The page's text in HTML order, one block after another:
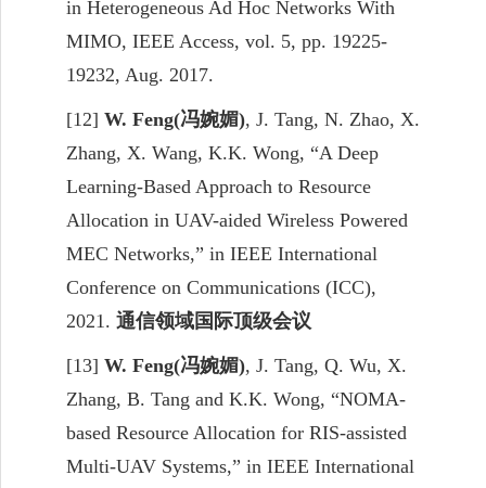
in Heterogeneous Ad Hoc Networks With
MIMO, IEEE Access, vol. 5, pp. 19225-
19232, Aug. 2017.
[12] W. Feng(冯婉媚), J. Tang, N. Zhao, X.
Zhang, X. Wang, K.K. Wong, “A Deep
Learning-Based Approach to Resource
Allocation in UAV-aided Wireless Powered
MEC Networks,” in IEEE International
Conference on Communications (ICC),
2021. 通信领域国际顶级会议
[13] W. Feng(冯婉媚), J. Tang, Q. Wu, X.
Zhang, B. Tang and K.K. Wong, “NOMA-
based Resource Allocation for RIS-assisted
Multi-UAV Systems,” in IEEE International